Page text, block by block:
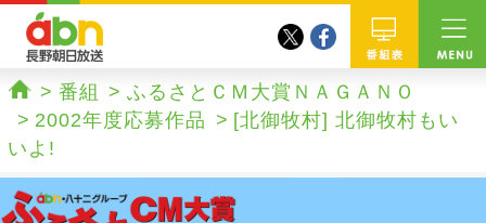
twitterfacebook
ホーム
番組
ふるさとＣＭ大賞ＮＡＧＡＮＯ
2002年度応募作品
[北御牧村] 北御牧村もい
いよ!